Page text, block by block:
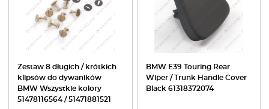
Zestaw 8 długich / krótkich
klipsów do dywaników
BMW Wszystkie kolory
51478116564 / 51471881521
BMW E39 Touring Rear
Wiper / Trunk Handle Cover
Black 61318372074